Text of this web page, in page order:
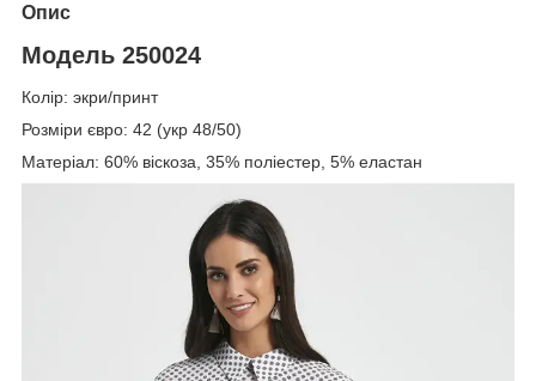
Опис
Модель 250024
Колір: экри/принт
Розміри євро: 42 (укр 48/50)
Матеріал: 60% віскоза, 35% поліестер, 5% еластан